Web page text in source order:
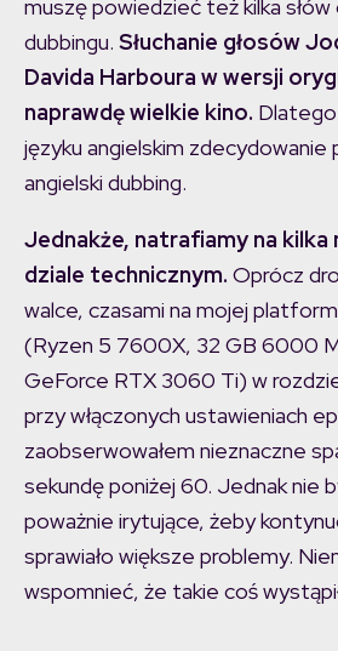
muszę powiedzieć też kilka
dubbingu. Słuchanie głosów
Davida Harboura w wersji
naprawdę wielkie kino.
języku angielskim zdecydowanie
angielski dubbing.
Jednakże, natrafiamy na kilka
dziale technicznym. Oprócz
walce, czasami na mojej
(Ryzen 5 7600X, 32 GB 6000
GeForce RTX 3060 Ti) w
przy włączonych ustawieniach
zaobserwowałem nieznaczne
sekundę poniżej 60. Jednak nie
poważnie irytujące, żeby
sprawiało większe problemy.
wspomnieć, że takie coś